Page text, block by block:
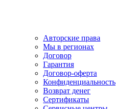
Авторские права
Мы в регионах
Договор
Гарантия
Договор-оферта
Конфиденциальность
Возврат денег
Сертификаты